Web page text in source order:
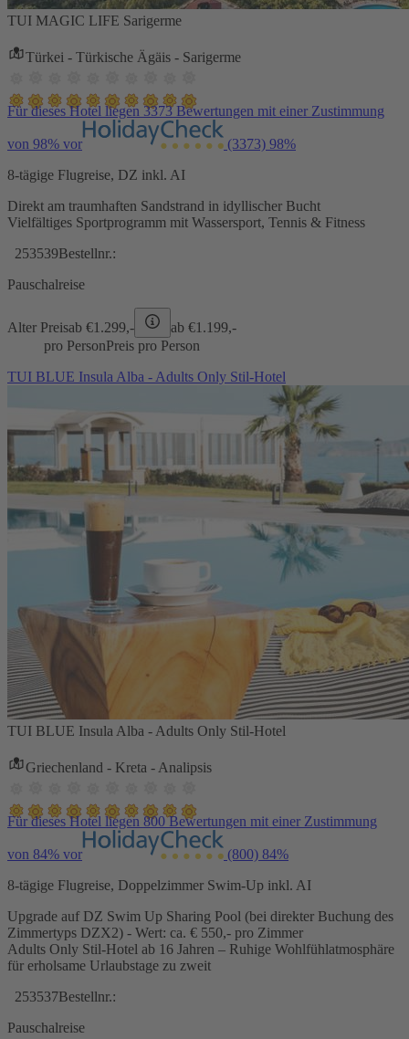
TUI MAGIC LIFE Sarigerme
Türkei - Türkische Ägäis - Sarigerme
Für dieses Hotel liegen 3373 Bewertungen mit einer Zustimmung
von 98% vor (3373) 98%
8-tägige Flugreise, DZ inkl. AI
Direkt am traumhaften Sandstrand in idyllischer Bucht
Vielfältiges Sportprogramm mit Wassersport, Tennis & Fitness
253539Bestellnr.:
Pauschalreise
Alter Preisab €1.299,- ab €1.199,-
pro PersonPreis pro Person
TUI BLUE Insula Alba - Adults Only Stil-Hotel
TUI BLUE Insula Alba - Adults Only Stil-Hotel
Griechenland - Kreta - Analipsis
Für dieses Hotel liegen 800 Bewertungen mit einer Zustimmung
von 84% vor (800) 84%
8-tägige Flugreise, Doppelzimmer Swim-Up inkl. AI
Upgrade auf DZ Swim Up Sharing Pool (bei direkter Buchung des
Zimmertyps DZX2) - Wert: ca. € 550,- pro Zimmer
Adults Only Stil-Hotel ab 16 Jahren – Ruhige Wohlfühlatmosphäre
für erholsame Urlaubstage zu zweit
253537Bestellnr.:
Pauschalreise